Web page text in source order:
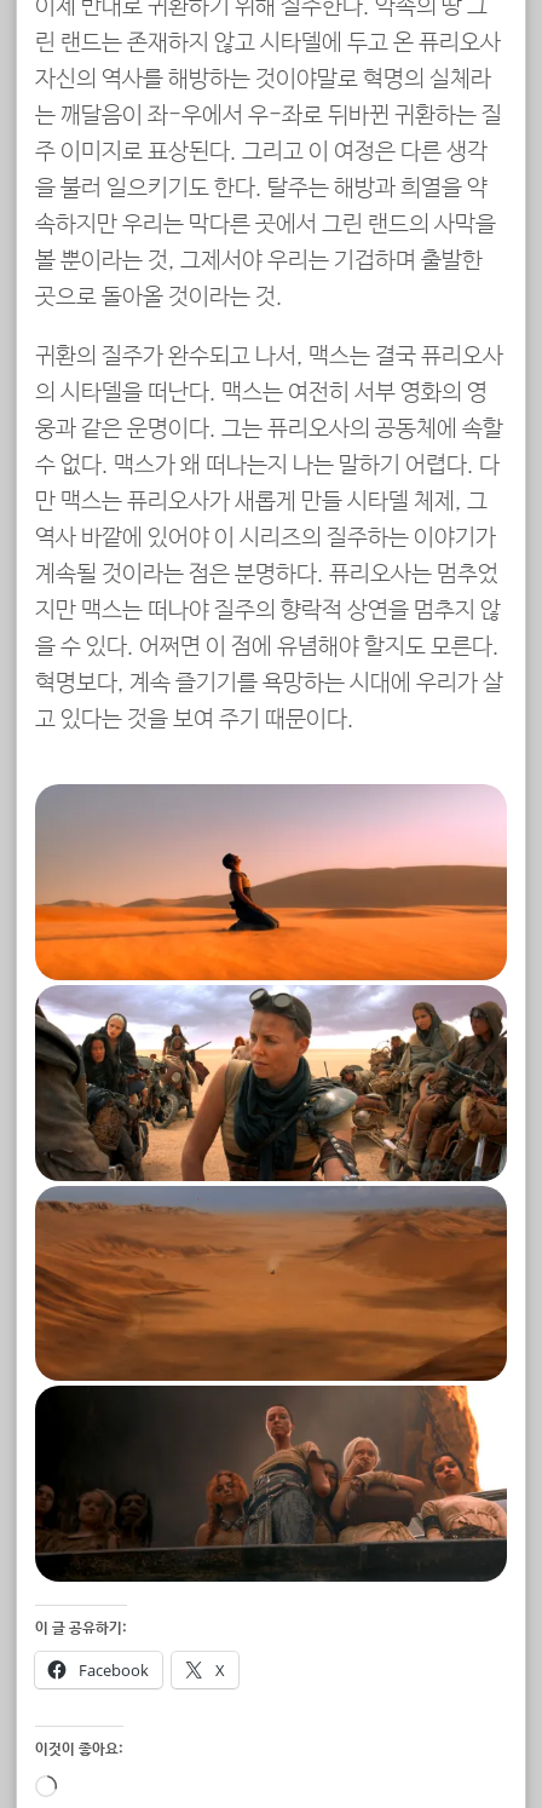
이제 반대로 귀환하기 위해 질주한다. 약속의 땅 그
린 랜드는 존재하지 않고 시타델에 두고 온 퓨리오사
자신의 역사를 해방하는 것이야말로 혁명의 실체라
는 깨달음이 좌-우에서 우-좌로 뒤바뀐 귀환하는 질
주 이미지로 표상된다. 그리고 이 여정은 다른 생각
을 불러 일으키기도 한다. 탈주는 해방과 희열을 약
속하지만 우리는 막다른 곳에서 그린 랜드의 사막을
볼 뿐이라는 것, 그제서야 우리는 기겁하며 출발한
곳으로 돌아올 것이라는 것.
귀환의 질주가 완수되고 나서, 맥스는 결국 퓨리오사
의 시타델을 떠난다. 맥스는 여전히 서부 영화의 영
웅과 같은 운명이다. 그는 퓨리오사의 공동체에 속할
수 없다. 맥스가 왜 떠나는지 나는 말하기 어렵다. 다
만 맥스는 퓨리오사가 새롭게 만들 시타델 체제, 그
역사 바깥에 있어야 이 시리즈의 질주하는 이야기가
계속될 것이라는 점은 분명하다. 퓨리오사는 멈추었
지만 맥스는 떠나야 질주의 향락적 상연을 멈추지 않
을 수 있다. 어쩌면 이 점에 유념해야 할지도 모른다.
혁명보다, 계속 즐기기를 욕망하는 시대에 우리가 살
고 있다는 것을 보여 주기 때문이다.
이 글 공유하기:
Facebook X
이것이 좋아요:
로